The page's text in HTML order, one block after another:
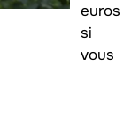
euros
si
vous